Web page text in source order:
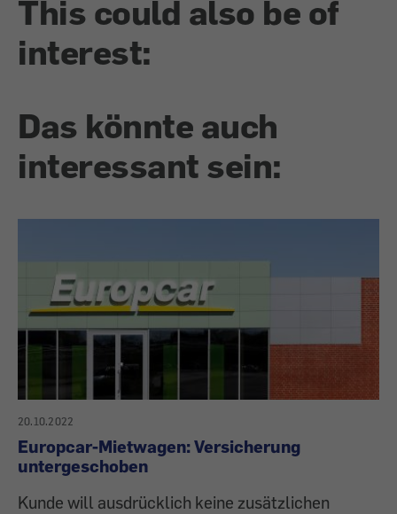
This could also be of
interest:
Das könnte auch
interessant sein:
20.10.2022
Europcar-Mietwagen: Versicherung
untergeschoben
Kunde will ausdrücklich keine zusätzlichen